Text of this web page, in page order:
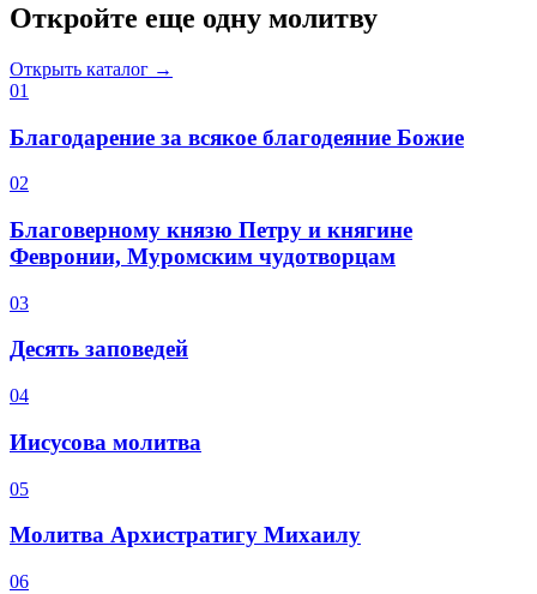
Откройте еще одну молитву
Открыть каталог →
01
Благодарение за всякое благодеяние Божие
02
Благоверному князю Петру и княгине
Февронии, Муромским чудотворцам
03
Десять заповедей
04
Иисусова молитва
05
Молитва Архистратигу Михаилу
06